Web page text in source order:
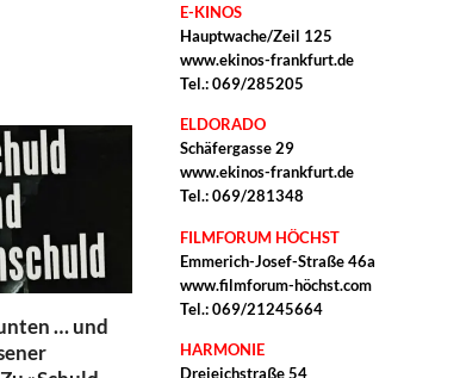
… und
E-KINOS
Hauptwache/Zeil 125
www.ekinos-frankfurt.de
Tel.: 069/285205
ELDORADO
Schäfergasse 29
www.ekinos-frankfurt.de
Tel.: 069/281348
FILMFORUM HÖCHST
Emmerich-Josef-Straße 46a
www.filmforum-höchst.com
Tel.: 069/21245664
HARMONIE
Dreieichstraße 54